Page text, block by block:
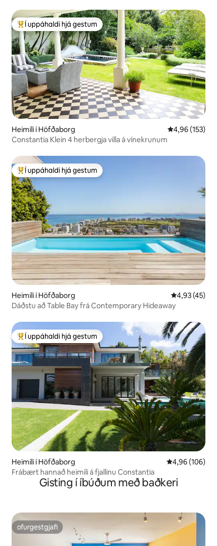
Í mestu uppáhaldi hjá gestum
Í uppáhaldi hjá gestum
Heimili í Höfðaborg 4,96 af 5 í
4,96 (153)
Constantia Klein 4 herbergja villa á vínekrunum
Í mestu uppáhaldi hjá gestum
Í uppáhaldi hjá gestum
Heimili í Höfðaborg 4,93 af 5 í
4,93 (45)
Dáðstu að Table Bay frá Contemporary Hideaway
Í mestu uppáhaldi hjá gestum
Í uppáhaldi hjá gestum
Heimili í Höfðaborg 4,96 af 5 í
4,96 (106)
Frábært hannað heimili á fjallinu Constantia
Gisting í íbúðum með baðkeri
ofurgestgjafi
ofurgestgjafi